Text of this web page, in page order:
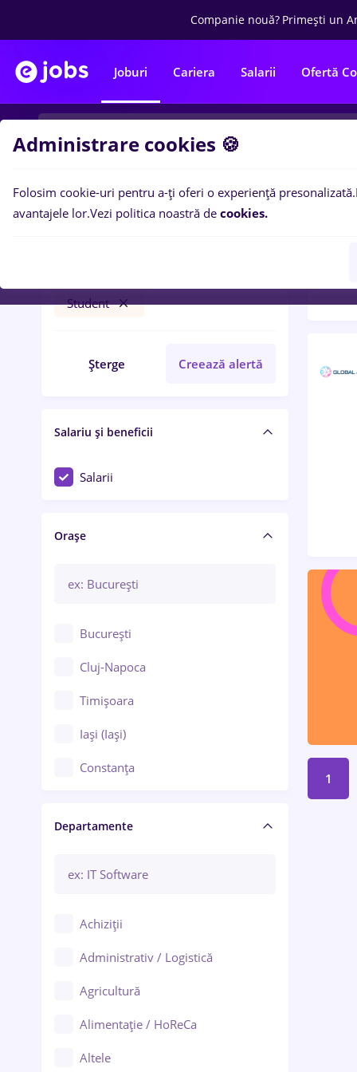
Companie nouă? Primești un
Joburi Cariera Salarii Ofertă
Filtre
Student
Șterge Creează alertă
Salariu și beneficii
Salarii
Orașe
București
Cluj-Napoca
Timișoara
Iași (Iași)
Constanța
Brașov
Bacău
Galați (Galați)
Ploiești
Departamente
Achiziții
Administrativ / Logistică
Agricultură
Alimentație / HoReCa
Altele
1
Administrare cookies 🍪
Folosim cookie-uri pentru a-ți oferi o experiență presonalizată.
avantajele lor.Vezi politica noastră de cookies.